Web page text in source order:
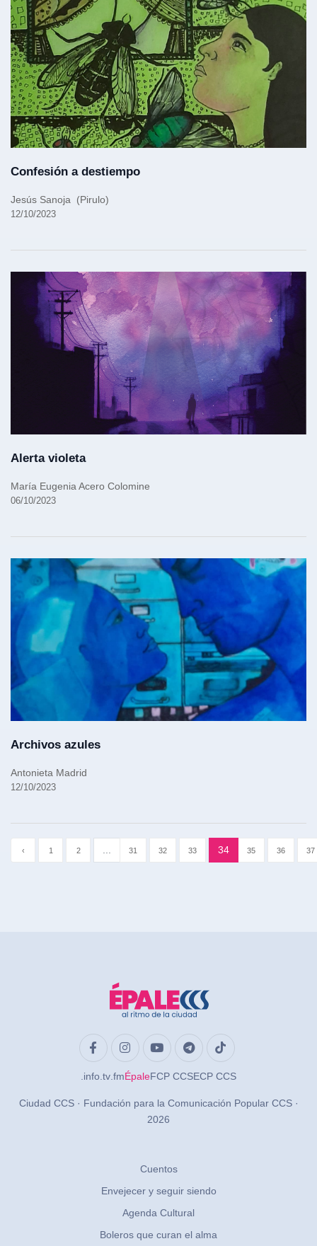
Confesión a destiempo
Jesús Sanoja (Pirulo)
12/10/2023
Alerta violeta
María Eugenia Acero Colomine
06/10/2023
Archivos azules
Antonieta Madrid
12/10/2023
‹ 1 2 31 32 33 34 35 36 37
.info .tv .fmÉpaleFCP CCSECP CCS
Ciudad CCS · Fundación para la Comunicación Popular CCS ·
2026
Cuentos
Envejecer y seguir siendo
Agenda Cultural
Boleros que curan el alma